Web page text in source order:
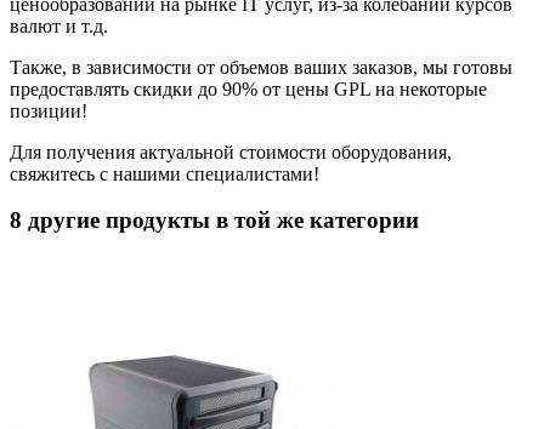
валют и т.д.
Также, в зависимости от объемов ваших заказов, мы готовы
предоставлять скидки до 90% от цены GPL на некоторые
позиции!
Для получения актуальной стоимости оборудования,
свяжитесь с нашими специалистами!
8 другие продукты в той же категории